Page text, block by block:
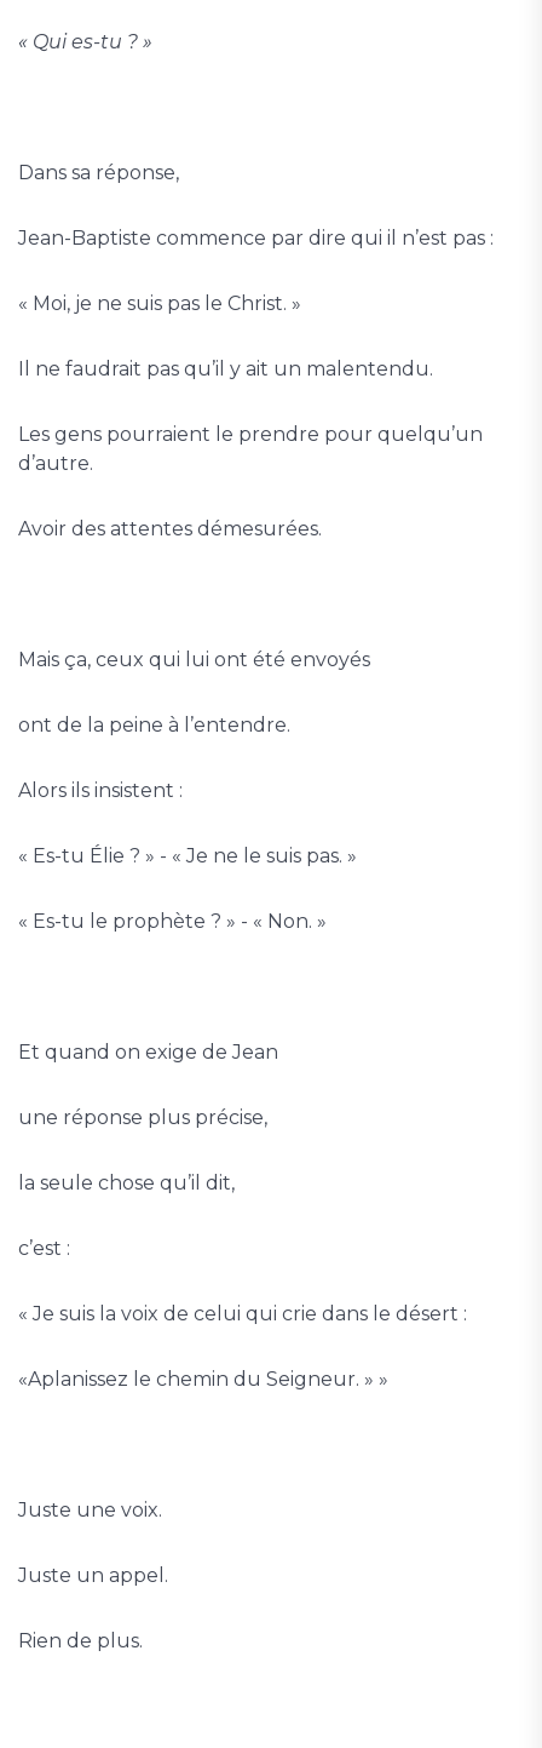
« Qui es-tu ? »
Dans sa réponse,
Jean-Baptiste commence par dire qui il n’est pas :
« Moi, je ne suis pas le Christ. »
Il ne faudrait pas qu’il y ait un malentendu.
Les gens pourraient le prendre pour quelqu’un
d’autre.
Avoir des attentes démesurées.
Mais ça, ceux qui lui ont été envoyés
ont de la peine à l’entendre.
Alors ils insistent :
« Es-tu Élie ? » - « Je ne le suis pas. »
« Es-tu le prophète ? » - « Non. »
Et quand on exige de Jean
une réponse plus précise,
la seule chose qu’il dit,
c’est :
« Je suis la voix de celui qui crie dans le désert :
«Aplanissez le chemin du Seigneur. » »
Juste une voix.
Juste un appel.
Rien de plus.